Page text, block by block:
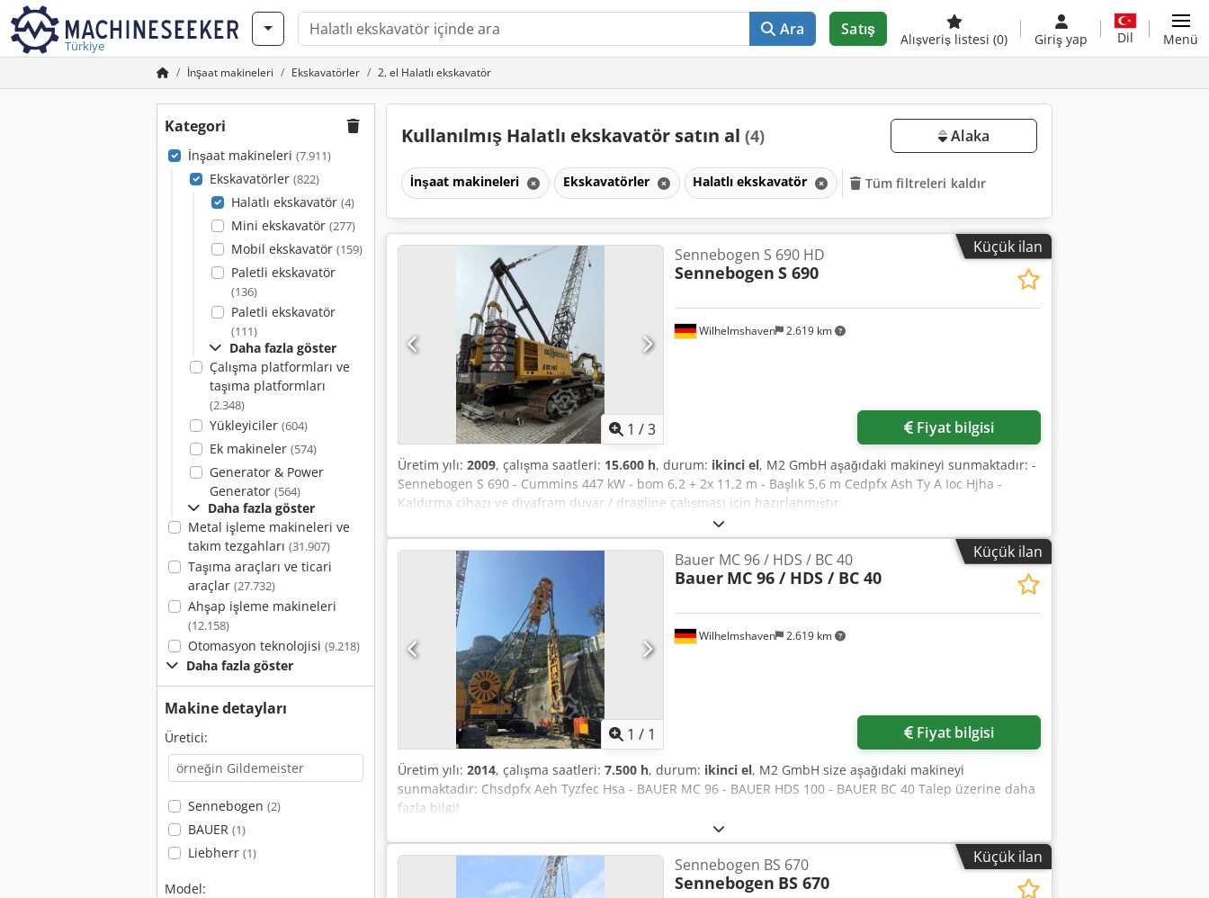
Türkiye
Ara Satış
Alışveriş listesi (0) Giriş yap Dil Menü
İnşaat makineleri Ekskavatörler 2. el Halatlı ekskavatör
Kategori
İnşaat makineleri (7.911)
Ekskavatörler (822)
Halatlı ekskavatör (4)
Mini ekskavatör (277)
Mobil ekskavatör (159)
Paletli ekskavatör
(136)
Paletli ekskavatör
(111)
Daha fazla göster
Çalışma platformları ve
taşıma platformları
(2.348)
Yükleyiciler (604)
Ek makineler (574)
Generator & Power
Generator (564)
Daha fazla göster
Metal işleme makineleri ve
takım tezgahları (31.907)
Taşıma araçları ve ticari
araçlar (27.732)
Ahşap işleme makineleri
(12.158)
Otomasyon teknolojisi (9.218)
Daha fazla göster
Makine detayları
Üretici:
Sennebogen (2)
BAUER (1)
Liebherr (1)
Model:
Kullanılmış Halatlı ekskavatör satın al (4) Alaka
İnşaat makineleri Ekskavatörler Halatlı ekskavatör Tüm filtreleri kaldır
Küçük ilan
1 /3
Wilhelmshaven 2.619 km
Sennebogen S 690 HD
Sennebogen S 690
Fiyat bilgisi
Üretim yılı: 2009, çalışma saatleri: 15.600 h, durum: ikinci el, M2 GmbH aşağıdaki makineyi sunmaktadır: -
Sennebogen S 690 - Cummins 447 kW - bom 6,2 + 2x 11,2 m - Başlık 5,6 m Cedpfx Ash Ty A Ioc Hjha -
Kaldırma cihazı ve diyafram duvar / dragline çalışması için hazırlanmıştır
Küçük ilan
1 / 1
Wilhelmshaven 2.619 km
Bauer MC 96 / HDS / BC 40
Bauer MC 96 / HDS / BC 40
Fiyat bilgisi
Üretim yılı: 2014, çalışma saatleri: 7.500 h, durum: ikinci el, M2 GmbH size aşağıdaki makineyi
sunmaktadır: Chsdpfx Aeh Tyzfec Hsa - BAUER MC 96 - BAUER HDS 100 - BAUER BC 40 Talep üzerine daha
fazla bilgi!
Küçük ilan
Sennebogen BS 670
Sennebogen BS 670